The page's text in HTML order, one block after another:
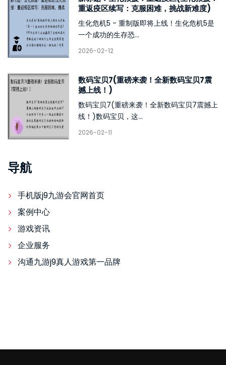
重返疫区续写：克服困难，挑战新难度)
生化危机5 - 重制版即将上线！生化危机5是
一个成功的生存恐...
2026-02-12
数码宝贝7(重磅来袭！全新数码宝贝7震
撼上线！)
数码宝贝7(重磅来袭！全新数码宝贝7震撼上
线！)数码宝贝，这...
2026-02-11
导航
手机版j9九游会官网首页
案例中心
游戏资讯
企业服务
沟通九游j9真人游戏第一品牌